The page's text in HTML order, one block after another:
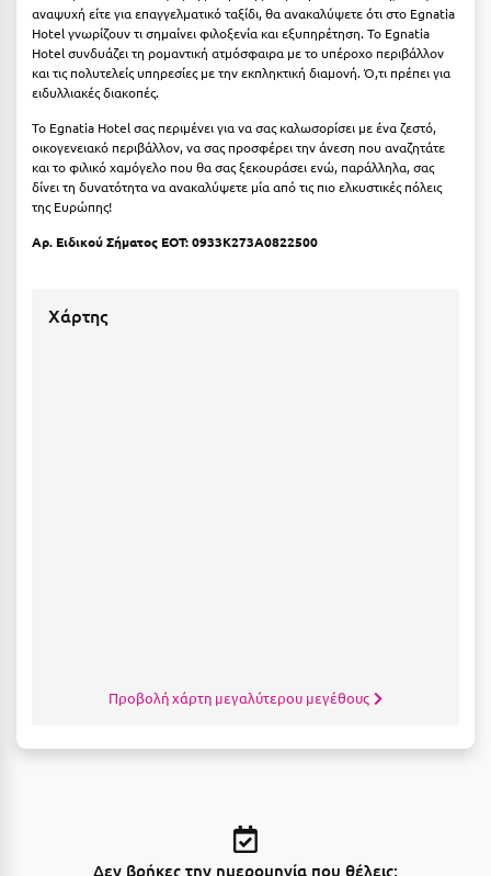
Κάρπαθος
Καρπενήσι
Κάρυστος
Κάσος
Κασσάνδρα
Καστοριά
Κουρούτα Ηλείας
αναψυχή είτε για επαγγελματικό ταξίδι, θα ανακαλύψετε ότι στο Egnatia
Hotel γνωρίζουν τι σημαίνει φιλοξενία και εξυπηρέτηση. Το Egnatia
Hotel συνδυάζει τη ρομαντική ατμόσφαιρα με το υπέροχο περιβάλλον
και τις πολυτελείς υπηρεσίες με την εκπληκτική διαμονή. Ό,τι πρέπει για
ειδυλλιακές διακοπές.
Το Egnatia Hotel σας περιμένει για να σας καλωσορίσει με ένα ζεστό,
οικογενειακό περιβάλλον, να σας προσφέρει την άνεση που αναζητάτε
και το φιλικό χαμόγελο που θα σας ξεκουράσει ενώ, παράλληλα, σας
δίνει τη δυνατότητα να ανακαλύψετε μία από τις πιο ελκυστικές πόλεις
της Ευρώπης!
Αρ. Ειδικού Σήματος ΕΟΤ:0933K273A0822500
Χάρτης
Προβολή χάρτη μεγαλύτερου μεγέθους
Δεν βρήκες την ημερομηνία που θέλεις;